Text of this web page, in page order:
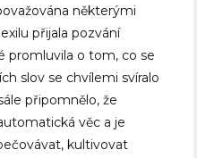
některými
přijala pozvání
promluvila o tom, co se
slov se chvílemi svíralo
připomnělo, že
věc a je
kultivovat